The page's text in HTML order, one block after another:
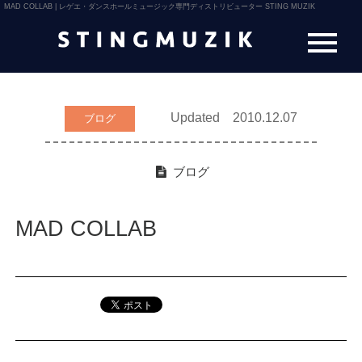
MAD COLLAB | レゲエ・ダンスホールミュージック専門ディストリビューター STING MUZIK
ブログ Updated 2010.12.07
ブログ
MAD COLLAB